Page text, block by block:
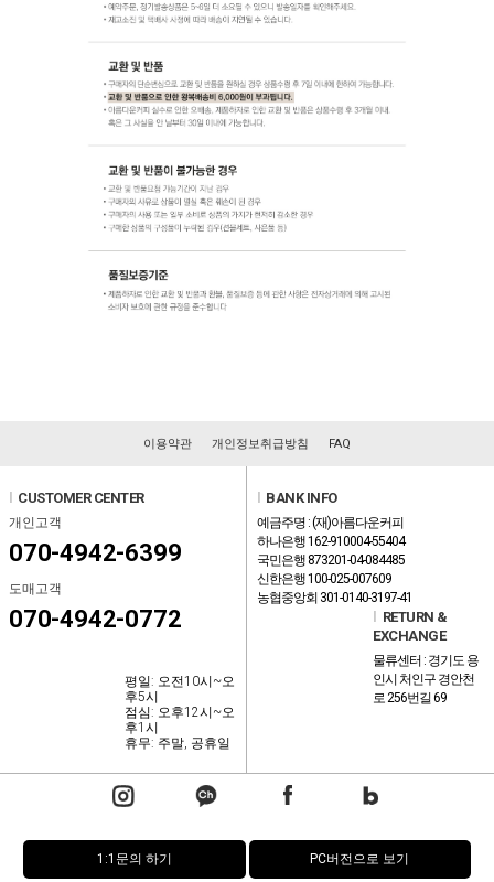
이용약관 개인정보취급방침 FAQ
CUSTOMER CENTER
개인고객
070-4942-6399
도매고객
070-4942-0772
평일: 오전10시~오
후5시
점심: 오후12시~오
후1시
휴무: 주말, 공휴일
BANK INFO
예금주명 : (재)아름다운커피
하나은행 162-910004-55404
국민은행 873201-04-084485
신한은행 100-025-007609
농협중앙회 301-0140-3197-41
RETURN &
EXCHANGE
물류센터 : 경기도 용
인시 처인구 경안천
로 256번길 69
1:1문의 하기 PC버전으로 보기